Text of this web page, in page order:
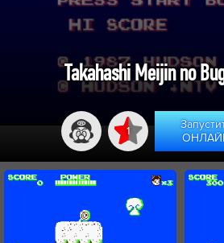
Takahashi Meijin no
1